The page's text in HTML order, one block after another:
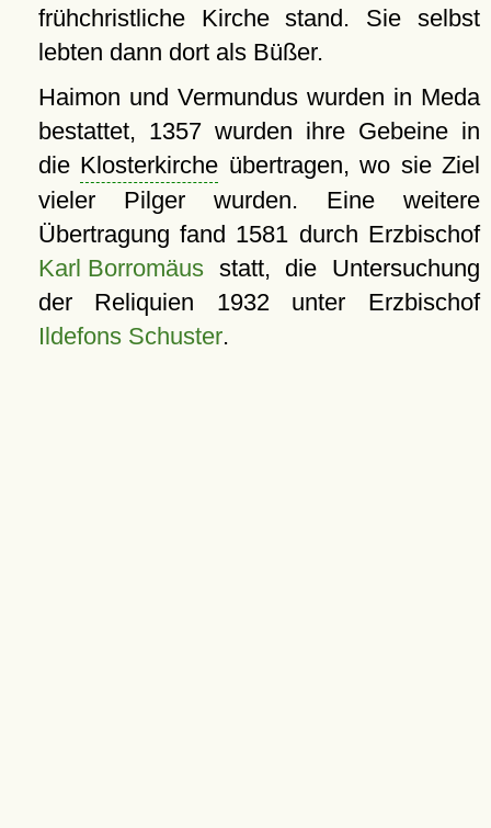
frühchristliche Kirche stand. Sie selbst
lebten dann dort als Büßer.
Haimon und Vermundus wurden in Meda
bestattet, 1357 wurden ihre Gebeine in
die Klosterkirche übertragen, wo sie Ziel
vieler Pilger wurden. Eine weitere
Übertragung fand 1581 durch Erzbischof
Karl Borromäusstatt, die Untersuchung
der Reliquien 1932 unter Erzbischof
Ildefons Schuster.